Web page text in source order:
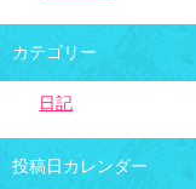
カテゴリー
日記
投稿日カレンダー